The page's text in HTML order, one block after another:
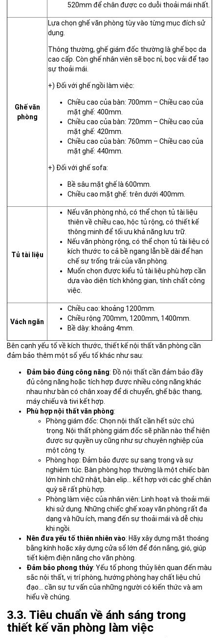
520mm để chân được co duỗi thoải mái nhất.
Ghế văn
phòng
Lựa chọn ghế văn phòng tùy vào từng mục đích sử
dụng.
Thông thường, ghế giám đốc thường là ghế bọc da
cao cấp. Còn ghế nhân viên sẽ bọc nỉ, bọc vải để tạo
sự thoải mái.
+) Đối với ghế ngồi làm việc:
Chiều cao của bàn: 700mm – Chiều cao của
mặt ghế: 400mm.
Chiều cao của bàn: 720mm – Chiều cao của
mặt ghế: 420mm.
Chiều cao của bàn: 760mm – Chiều cao của
mặt ghế: 440mm.
+) Đối với ghế sofa:
Bề sâu mặt ghế là 600mm.
Chiều cao mặt ghế: trên dưới 400mm.
Tủ tài liệu
Nếu văn phòng nhỏ, có thể chọn tủ tài liệu
thiên về chiều cao, hộc tủ rộng, có thiết kế
thông minh để tối ưu khả năng lưu trữ.
Nếu văn phòng rộng, có thể chọn tủ tài liệu có
kích thước to cả bề ngang lẫn bề dài để hạn
chế sự trống trải của văn phòng.
Muốn chọn được kiểu tủ tài liệu phù hợp cần
dựa vào diện tích không gian, tính chất công
việc.
Vách ngăn
Chiều cao: khoảng 1200mm.
Chiều rộng 700mm, 1200mm, 1400mm.
Bề dày: khoảng 4mm.
Bên cạnh yếu tố về kích thước, thiết kế nội thất văn phòng cần
đảm bảo thêm một số yếu tố khác như sau:
Đảm bảo đúng công năng: Đồ nội thất cần đảm bảo đầy
đủ công năng hoặc tích hợp được nhiều công năng khác
nhau như bàn có chân xoay để di chuyển, ghế bậc thang,
máy chiếu và tivi kết hợp.
Phù hợp nội thất văn phòng:
Phòng giám đốc: Chọn nội thất cần hết sức chú
trọng. Nội thất phòng giám đốc sẽ phần nào thể hiện
được sự quyền uy cũng như sự chuyên nghiệp của
một công ty.
Phòng họp: Đảm bảo được sự sang trọng và sự
nghiêm túc. Bàn phòng họp thường là một chiếc bàn
lớn hình chữ nhật, bàn elip… kết hợp với các ghế chân
quỳ sẽ rất phù hợp.
Phòng làm việc của nhân viên: Linh hoạt và thoải mái
khi sử dụng. Những chiếc ghế xoay văn phòng rất đa
dạng và hữu ích, mang đến sự thoải mái và dễ chịu
khi ngồi.
Nên đưa yếu tố thiên nhiên vào: Hãy xây dựng mặt thoáng
bằng kính hoặc xây dựng cửa sổ lớn để đón nắng, gió, giúp
tiết kiệm điện năng cho văn phòng.
Đảm bảo phong thủy: Yếu tố phong thủy liên quan đến màu
sắc nội thất, vị trí phòng, hướng phòng hay chất liệu chủ
đạo… cần sự tư vấn của những người có kiến thức và am
hiểu về chúng.
3.3. Tiêu chuẩn về ánh sáng trong
thiết kế văn phòng làm việc